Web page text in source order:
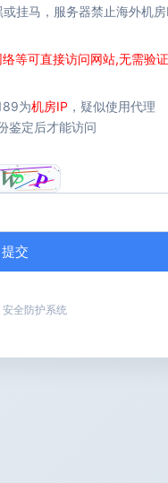
挂马，服务器禁止海外机
等可直接访问网站,无需验证
为机房IP ，疑似使用代理
鉴定后才能访问
提交
全防护系统